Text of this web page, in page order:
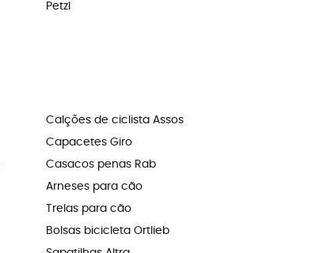
Petzl
Calções de ciclista Assos
Capacetes Giro
Casacos penas Rab
Arneses para cão
Trelas para cão
Bolsas bicicleta Ortlieb